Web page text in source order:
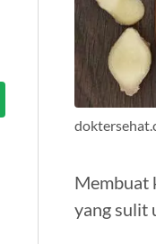
Membuat
yang sulit